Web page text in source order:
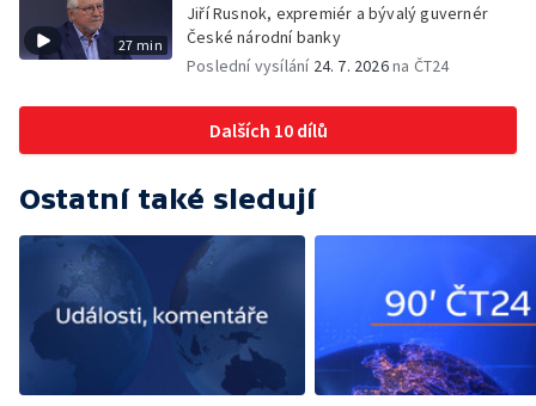
27 min
Jiří Rusnok, expremiér a bývalý guvernér
České národní banky
Poslední vysílání 24. 7. 2026na ČT24
Dalších 10 dílů
Ostatní také sledují